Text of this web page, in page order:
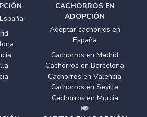
CACHORROS EN
ADOPCIÓN
Adoptar cachorros en
España
Cachorros en Madrid
Cachorros en Barcelona
Cachorros en Valencia
Cachorros en Sevilla
Cachorros en Murcia